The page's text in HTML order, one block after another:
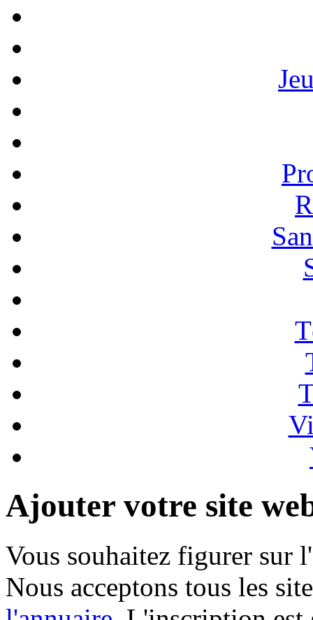
Ajouter votre site
Vous souhaitez figurer sur
Nous acceptons tous les